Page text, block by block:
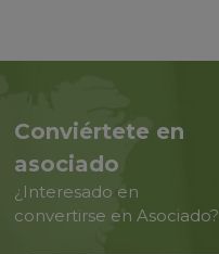
Conviértete en
asociado
¿Interesado en
convertirse en Asociado?